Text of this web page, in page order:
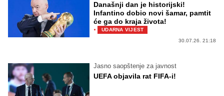
Današnji dan je historijski!
Infantino dobio novi šamar, pamtit
će ga do kraja života!
·
UDARNA VIJEST
30.07.26. 21:18
Jasno saopštenje za javnost
UEFA objavila rat FIFA-i!